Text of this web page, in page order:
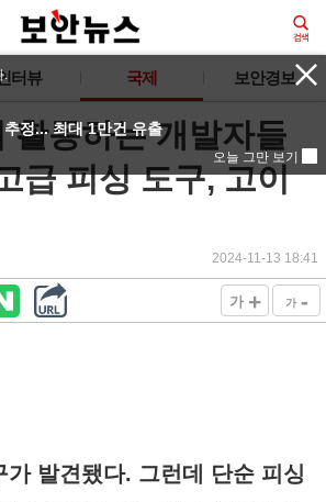
터뷰 국제 보안경보
활동하는 개발자들
급 피싱 도구, 고이
2024-11-13 18:41
가 + 가 -
가 발견됐다. 그런데 단순 피싱
.
정... 최대 1만건 유출
오늘 그만 보기